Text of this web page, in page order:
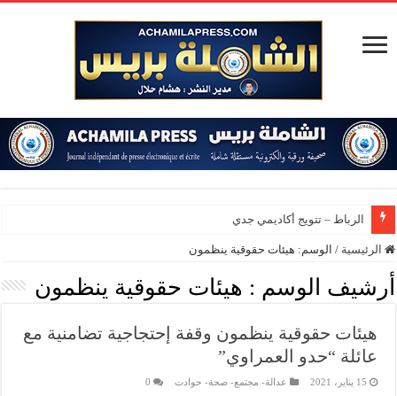
الرباط – تتويج أكاديمي جديد بجامعة
الرئيسية / الوسم: هيئات حقوقية ينظمون
أرشيف الوسم : هيئات حقوقية ينظمون
هيئات حقوقية ينظمون وقفة إحتجاجية تضامنية مع
عائلة “حدو العمراوي”
15 يناير، 2021 عدالة- مجتمع- صحة- حوادت 0